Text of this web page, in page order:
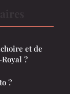
et de
?
?